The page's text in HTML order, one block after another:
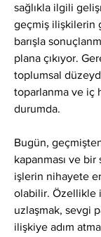
sağlıkla ilgili
geçmiş ilişkilerin
barışla
plana çıkıyor.
toplumsal
toparlanma ve iç
durumda.
Bugün,
kapanması ve bir
işlerin nihayete
olabilir. Özellikle
uzlaşmak, sevgi
ilişkiye adım